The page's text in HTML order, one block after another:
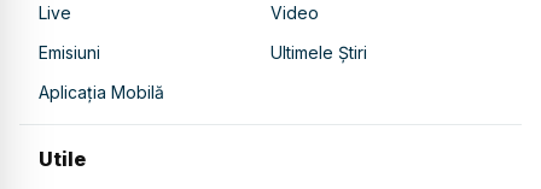
Live
Video
Emisiuni
Ultimele Știri
Aplicația Mobilă
Utile